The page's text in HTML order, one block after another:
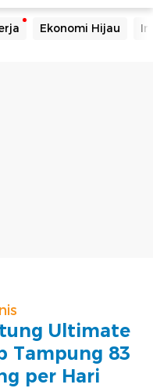
Ekonomi Hijau
Ultimate
Tampung 83
per Hari